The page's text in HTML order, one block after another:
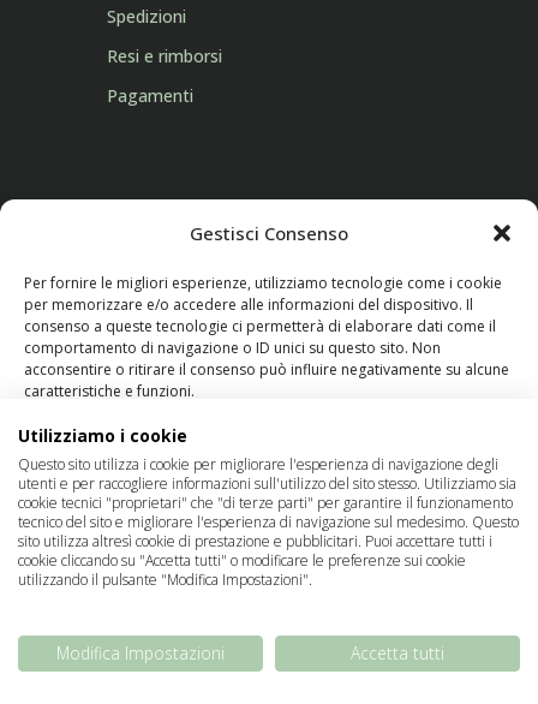
Gestisci Consenso
Per fornire le migliori esperienze, utilizziamo tecnologie come i cookie
per memorizzare e/o accedere alle informazioni del dispositivo. Il
consenso a queste tecnologie ci permetterà di elaborare dati come il
comportamento di navigazione o ID unici su questo sito. Non
acconsentire o ritirare il consenso può influire negativamente su alcune
caratteristiche e funzioni.
Gestisci servizi
Accetta
Nega
Cookie Policy
Spedizioni
Resi e rimborsi
Pagamenti
da lunedì a venerdì 9:00 - 17:00
Utilizziamo i cookie
Questo sito utilizza i cookie per migliorare l'esperienza di navigazione degli
utenti e per raccogliere informazioni sull'utilizzo del sito stesso. Utilizziamo sia
cookie tecnici "proprietari" che "di terze parti" per garantire il funzionamento
tecnico del sito e migliorare l'esperienza di navigazione sul medesimo. Questo
sito utilizza altresì cookie di prestazione e pubblicitari. Puoi accettare tutti i
cookie cliccando su "Accetta tutti" o modificare le preferenze sui cookie
utilizzando il pulsante "Modifica Impostazioni".
Modifica Impostazioni Accetta tutti